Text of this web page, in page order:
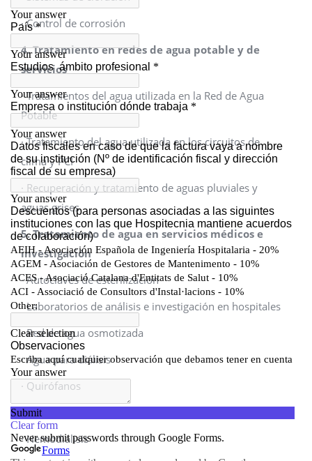
· Control de corrosión
4. Tratamiento en redes de agua potable y de
servicios
· Tratamientos del agua utilizada en la Red de Agua
Potable
· Tratamiento del agua utilizada en los circuitos de
clima y PCI
· Recuperación y tratamiento de aguas pluviales y
aguas grises
5. Tratamiento de agua en servicios médicos e
investigación
· Autoclaves de esterilización
· Laboratorios de análisis e investigación en hospitales
· Red de agua osmotizada
· Agua para diálisis
· Quirófanos
· Piscinas de rehabilitación
· Hemodiálisis